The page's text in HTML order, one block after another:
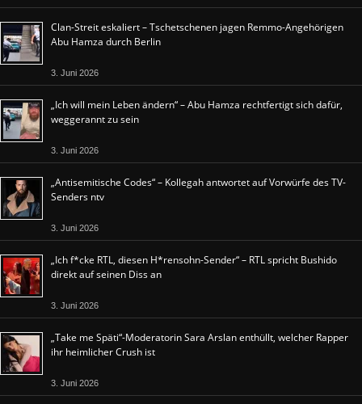
Clan-Streit eskaliert – Tschetschenen jagen Remmo-Angehörigen
Abu Hamza durch Berlin
3. Juni 2026
„Ich will mein Leben ändern“ – Abu Hamza rechtfertigt sich dafür,
weggerannt zu sein
3. Juni 2026
„Antisemitische Codes“ – Kollegah antwortet auf Vorwürfe des TV-
Senders ntv
3. Juni 2026
„Ich f*cke RTL, diesen H*rensohn-Sender“ – RTL spricht Bushido
direkt auf seinen Diss an
3. Juni 2026
„Take me Späti“-Moderatorin Sara Arslan enthüllt, welcher Rapper
ihr heimlicher Crush ist
3. Juni 2026